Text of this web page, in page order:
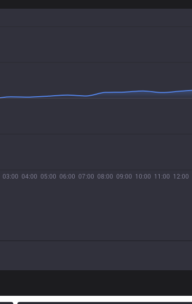
03:00 04:00 05:00 06:00 07:00 08:00 09:00 10:00 11:00 12:00